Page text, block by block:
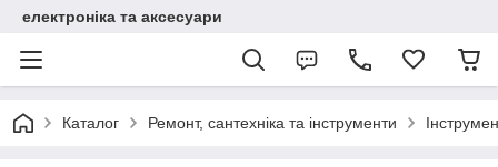
електроніка та аксесуари
Каталог Ремонт, сантехніка та інструменти